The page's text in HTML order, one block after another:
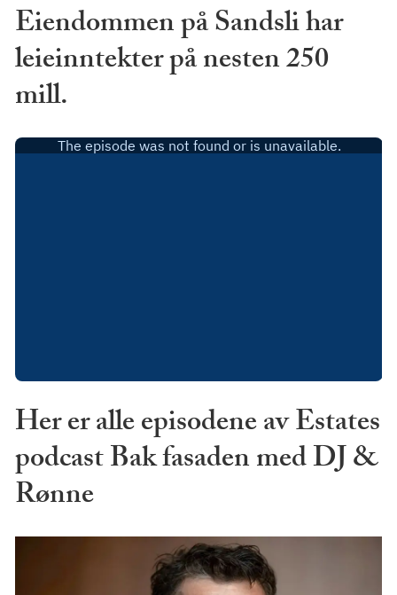
Eiendommen på Sandsli har
leieinntekter på nesten 250
mill.
Her er alle episodene av Estates
podcast Bak fasaden med DJ &
Rønne